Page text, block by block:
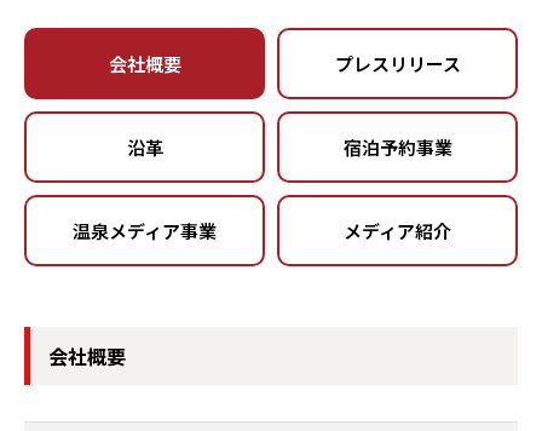
会社概要 プレスリリース
沿革 宿泊予約事業
温泉メディア事業 メディア紹介
会社概要